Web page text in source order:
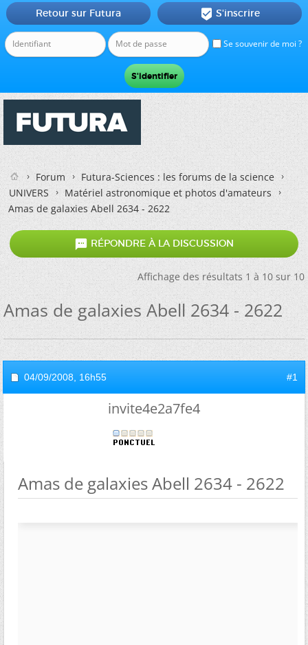
Se souvenir de moi ?
Retour sur Futura  S'inscrire
Forum
Futura-Sciences : les forums de la science
UNIVERS
Matériel astronomique et photos d'amateurs
Amas de galaxies Abell 2634 - 2622
 RÉPONDRE À LA DISCUSSION
Affichage des résultats 1 à 10 sur 10
Amas de galaxies Abell 2634 - 2622
04/09/2008, 16h55 #1
invite4e2a7fe4
Amas de galaxies Abell 2634 - 2622